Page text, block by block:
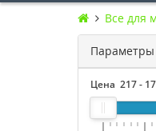
Все для
Параметры
Цена 217-